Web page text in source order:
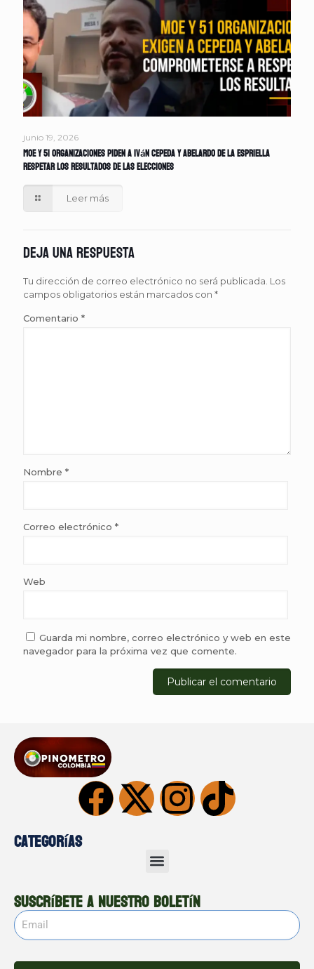
junio 19, 2026
MOE y 51 organizaciones piden a Iván Cepeda y Abelardo de la Espriella
respetar los resultados de las elecciones
Leer más
Deja una respuesta
Tu dirección de correo electrónico no será publicada. Los
campos obligatorios están marcados con *
Comentario *
Nombre *
Correo electrónico *
Web
Guarda mi nombre, correo electrónico y web en este
navegador para la próxima vez que comente.
Categorías
Suscríbete a nuestro boletín